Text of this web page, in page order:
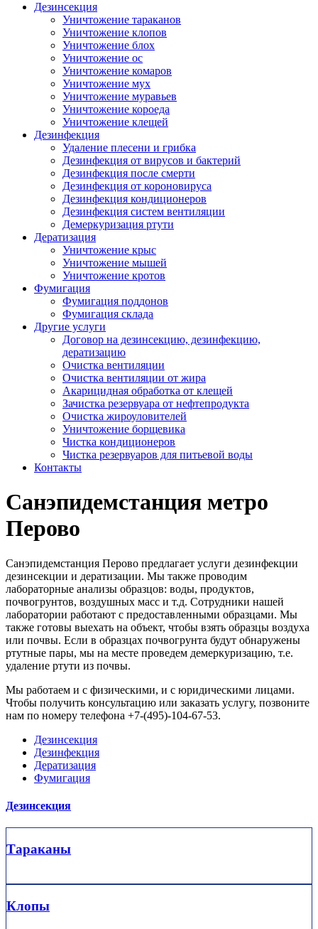
Дезинсекция
Уничтожение тараканов
Уничтожение клопов
Уничтожение блох
Уничтожение ос
Уничтожение комаров
Уничтожение мух
Уничтожение муравьев
Уничтожение короеда
Уничтожение клещей
Дезинфекция
Удаление плесени и грибка
Дезинфекция от вирусов и бактерий
Дезинфекция после смерти
Дезинфекция от короновируса
Дезинфекция кондиционеров
Дезинфекция систем вентиляции
Демеркуризация ртути
Дератизация
Уничтожение крыс
Уничтожение мышей
Уничтожение кротов
Фумигация
Фумигация поддонов
Фумигация склада
Другие услуги
Договор на дезинсекцию, дезинфекцию,
дератизацию
Очистка вентиляции
Очистка вентиляции от жира
Акарицидная обработка от клещей
Зачистка резервуара от нефтепродукта
Очистка жироуловителей
Уничтожение борщевика
Чистка кондиционеров
Чистка резервуаров для питьевой воды
Контакты
Санэпидемстанция метро
Перово
Санэпидемстанция Перово предлагает услуги дезинфекции
дезинсекции и дератизации. Мы также проводим
лабораторные анализы образцов: воды, продуктов,
почвогрунтов, воздушных масс и т.д. Сотрудники нашей
лаборатории работают с предоставленными образцами. Мы
также готовы выехать на объект, чтобы взять образцы воздуха
или почвы. Если в образцах почвогрунта будут обнаружены
ртутные пары, мы на месте проведем демеркуризацию, т.е.
удаление ртути из почвы.
Мы работаем и с физическими, и с юридическими лицами.
Чтобы получить консультацию или заказать услугу, позвоните
нам по номеру телефона +7-(495)-104-67-53.
Дезинсекция
Дезинфекция
Дератизация
Фумигация
Дезинсекция
Тараканы
Клопы